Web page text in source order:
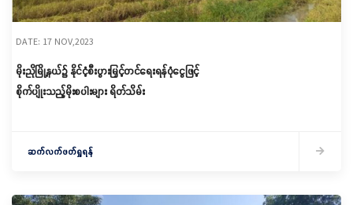
DATE: 17 NOV,2023
မိုးညိုမြို့နယ်၌ နိုင်ငံ့စီးပွားမြှင့်တင်ရေးရန်ပုံငွေဖြင့်
စိုက်ပျိုးသည့်မိုးစပါးများ ရိတ်သိမ်း
ဆက်လက်ဖတ်ရှုရန်